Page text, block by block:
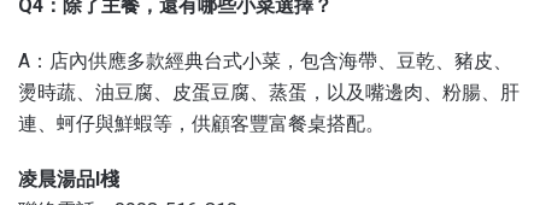
Q4：除了主餐，還有哪些小菜選擇？
A：店內供應多款經典台式小菜，包含海帶、豆乾、豬皮、
燙時蔬、油豆腐、皮蛋豆腐、蒸蛋，以及嘴邊肉、粉腸、肝
連、蚵仔與鮮蝦等，供顧客豐富餐桌搭配。
凌晨湯品I棧